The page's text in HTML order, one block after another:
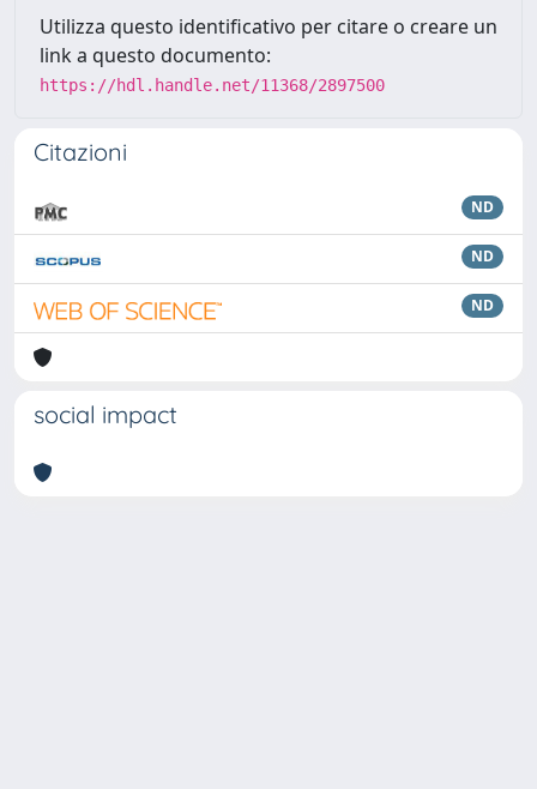
Utilizza questo identificativo per citare o creare un
link a questo documento:
https://hdl.handle.net/11368/2897500
Citazioni
ND
ND
ND
social impact